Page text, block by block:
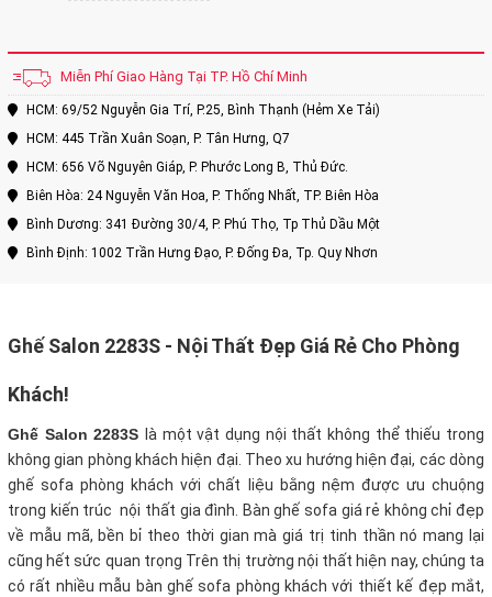
Miễn Phí Giao Hàng Tại TP. Hồ Chí Minh
HCM: 69/52 Nguyễn Gia Trí, P.25, Bình Thạnh (Hẻm Xe Tải)
HCM: 445 Trần Xuân Soạn, P. Tân Hưng, Q7
HCM: 656 Võ Nguyên Giáp, P. Phước Long B, Thủ Đức.
Biên Hòa: 24 Nguyễn Văn Hoa, P. Thống Nhất, TP. Biên Hòa
Bình Dương: 341 Đường 30/4, P. Phú Thọ, Tp Thủ Dầu Một
Bình Định: 1002 Trần Hưng Đạo, P. Đống Đa, Tp. Quy Nhơn
Ghế Salon 2283S - Nội Thất Đẹp Giá Rẻ Cho Phòng
Khách!
Ghế Salon 2283S là một vật dụng nội thất không thể thiếu trong
không gian phòng khách hiện đại. Theo xu hướng hiện đại, các dòng
ghế sofa phòng khách với chất liệu bằng nệm được ưu chuộng
trong kiến trúc nội thất gia đình. Bàn ghế sofa giá rẻ không chỉ đẹp
về mẫu mã, bền bỉ theo thời gian mà giá trị tinh thần nó mang lại
cũng hết sức quan trọng Trên thị trường nội thất hiện nay, chúng ta
có rất nhiều mẫu bàn ghế sofa phòng khách với thiết kế đẹp mắt,